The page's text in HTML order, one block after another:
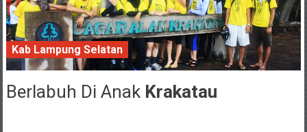
Kab Lampung Selatan
26 February 2017
Berlabuh Di Anak Krakatau